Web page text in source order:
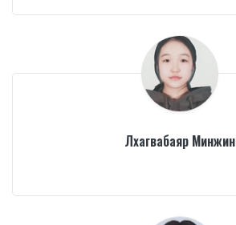
Лхагвабаяр Минжин